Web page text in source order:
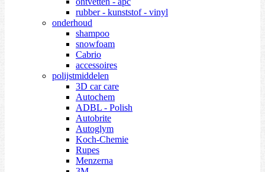
rubber - kunststof - vinyl
onderhoud
shampoo
snowfoam
Cabrio
accessoires
polijstmiddelen
3D car care
Autochem
ADBL - Polish
Autobrite
Autoglym
Koch-Chemie
Rupes
Menzerna